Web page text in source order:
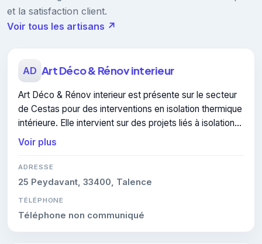
et la satisfaction client.
Voir tous les artisans ↗
AD Art Déco & Rénov interieur
Art Déco & Rénov interieur est présente sur le secteur
de Cestas pour des interventions en isolation thermique
intérieure. Elle intervient sur des projets liés à isolation
thermique intérieure.
Voir plus
ADRESSE
25 Peydavant, 33400, Talence
TÉLÉPHONE
Téléphone non communiqué